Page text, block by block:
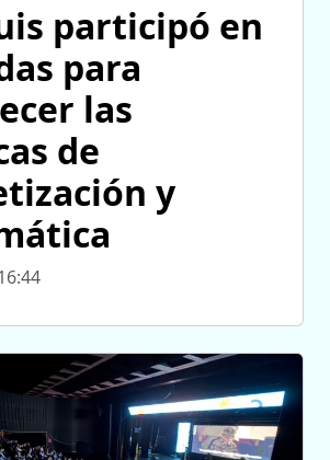
participó en
para
las
de
y